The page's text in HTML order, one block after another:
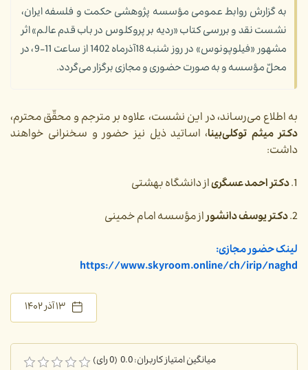
به گزارش روابط عمومی مؤسسه پژوهشی حکمت و فلسفه ایران،
نشست نقد و بررسی کتاب‌ «ردیه بر پروکلوس در باب قدم عالم» اثر
مشهور «فیلوپونوس» در روز شنبه 18آذرماه 1402 از ساعت 11-9، در
محلّ مؤسسه و به صورت حضوری و مجازی برگزار می‌گردد.
به اطلاع می‌رساند، در این نشست، علاوه بر مترجم و محقّق محترم،
دکتر میثم توکلی‌بینا، اساتید ذیل نیز حضور و سخنرانی خواهند
داشت:
1. دکتر احمد عسگریاز دانشگاه بهشتی
2. دکتر یوسف دانشوراز مؤسسه امام خمینی
لینک حضور مجازی:
https://www.skyroom.online/ch/irip/naghd
۱۳ آذر ۱۴۰۲
میانگین امتیاز کاربران: 0.0 (0 رای)